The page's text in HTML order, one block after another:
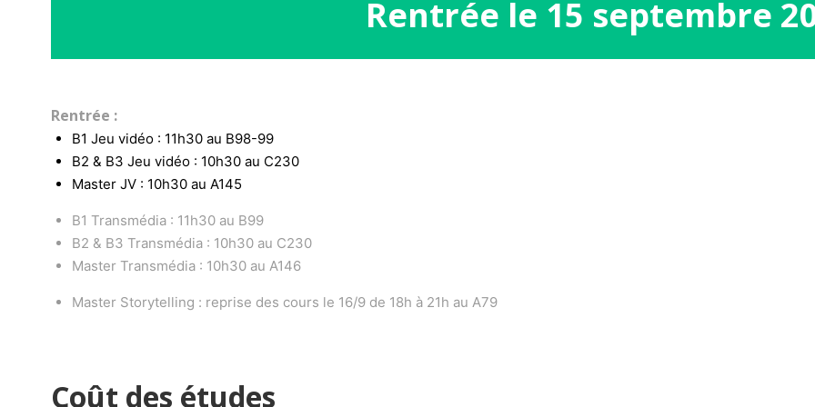
Rentrée le 15 septembre
Rentrée :
B1 Jeu vidéo : 11h30 au B98-99
B2 & B3 Jeu vidéo : 10h30 au C230
Master JV : 10h30 au A145
B1 Transmédia : 11h30 au B99
B2 & B3 Transmédia : 10h30 au C230
Master Transmédia : 10h30 au A146
Master Storytelling : reprise des cours le 16/9 de 18h à 21h au A79
Coût des études